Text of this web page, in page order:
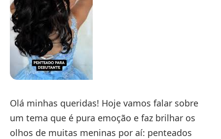
Olá minhas queridas! Hoje vamos falar sobre
um tema que é pura emoção e faz brilhar os
olhos de muitas meninas por aí: penteados